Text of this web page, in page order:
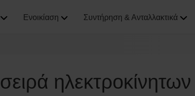
Ενοικίαση Συντήρηση & Ανταλλακτικά